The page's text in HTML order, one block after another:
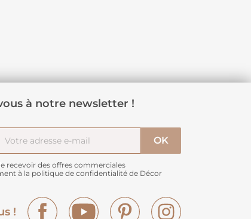
à notre newsletter !
recevoir des offres commerciales
à la politique de confidentialité de Décor
!
Facebook YouTube Pinterest